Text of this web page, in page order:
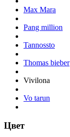
Max Mara
Pang million
Tannossto
Thomas bieber
Vivilona
Vo tarun
Цвет